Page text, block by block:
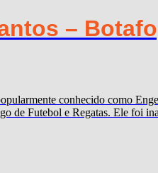
–
conhecido como
de Futebol e Regatas. Ele foi